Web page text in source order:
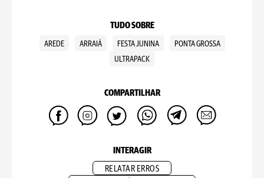
TUDO SOBRE
AREDE ARRAIÁ FESTA JUNINA
PONTA GROSSA
ULTRAPACK
COMPARTILHAR
INTERAGIR
RELATAR ERROS